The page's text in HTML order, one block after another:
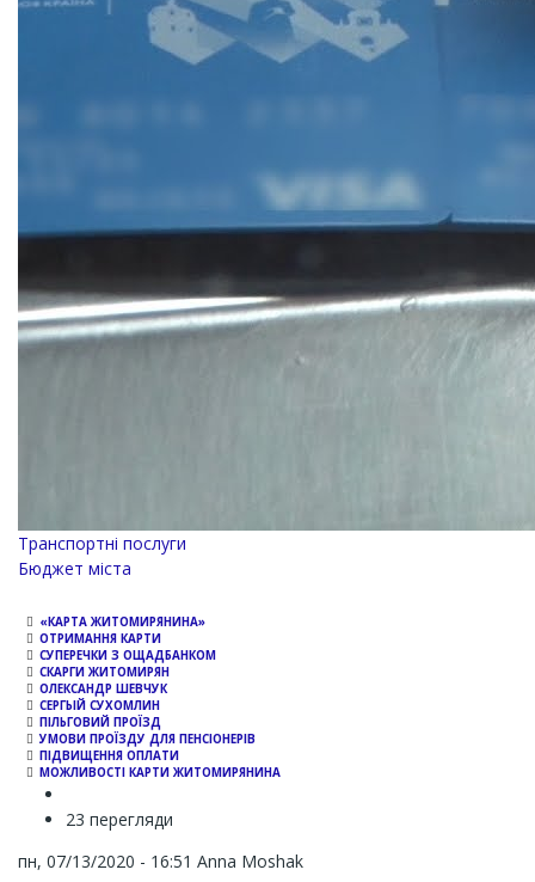
Транспортні послуги
Бюджет міста
«КАРТА ЖИТОМИРЯНИНА»
ОТРИМАННЯ КАРТИ
СУПЕРЕЧКИ З ОЩАДБАНКОМ
СКАРГИ ЖИТОМИРЯН
ОЛЕКСАНДР ШЕВЧУК
СЕРГЫЙ СУХОМЛИН
ПІЛЬГОВИЙ ПРОЇЗД
УМОВИ ПРОЇЗДУ ДЛЯ ПЕНСІОНЕРІВ
ПІДВИЩЕННЯ ОПЛАТИ
МОЖЛИВОСТІ КАРТИ ЖИТОМИРЯНИНА
23 перегляди
пн, 07/13/2020 - 16:51 Anna Moshak